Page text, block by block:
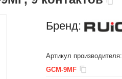
Бренд:
Артикул производителя:
GCM-9MF